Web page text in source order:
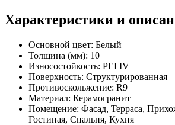
Характеристики и
Основной цвет: Белый
Толщина (мм): 10
Износостойкость: PEI IV
Поверхность: Структурированная
Противоскольжение: R9
Материал: Керамогранит
Помещение: Фасад, Терраса,
Гостиная, Спальня, Кухня